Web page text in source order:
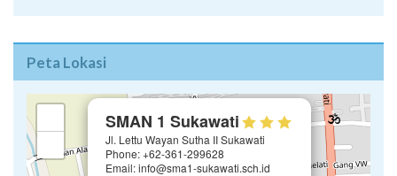
Peta Lokasi
SMAN 1 Sukawati
Jl. Lettu Wayan Sutha II Sukawati
Phone: +62-361-299628
Email: info@sma1-sukawati.sch.id